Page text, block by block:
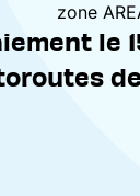
zone
le